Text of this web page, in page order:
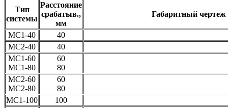
Тип
системы
Расстояние
срабатыв.,
мм
Габаритный чертеж
МС1-40
40
МС2-40
40
МС1-60
МС1-80
60
80
МС2-60
МС2-80
60
80
МС1-100
100